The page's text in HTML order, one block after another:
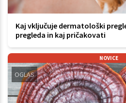
Kaj vključuje dermatološki
pregleda in kaj pričakovati
NOVICE
OGLAS